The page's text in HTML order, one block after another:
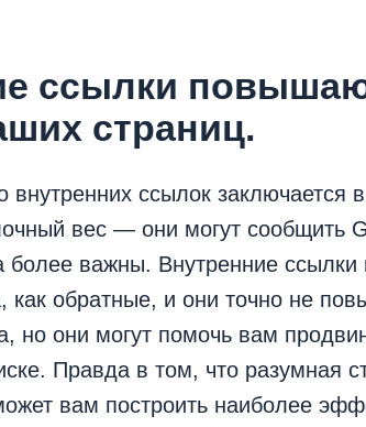
ссылки
страниц.
внутренних ссылок заключается
вес — они могут сообщить
более важны. Внутренние ссылки
как обратные, и они точно не
но они могут помочь вам
Правда в том, что разумная
вам построить наиболее